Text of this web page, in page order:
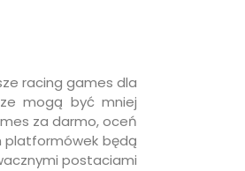
racing games dla
mogą być mniej
za darmo, oceń
platformówek będą
postaciami